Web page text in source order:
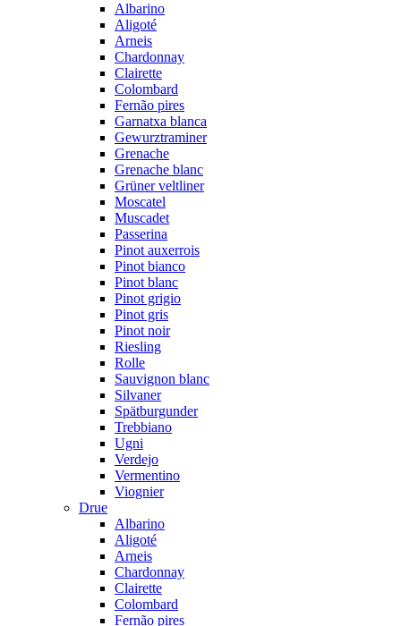
Albarino
Aligoté
Arneis
Chardonnay
Clairette
Colombard
Fernão pires
Garnatxa blanca
Gewurztraminer
Grenache
Grenache blanc
Grüner veltliner
Moscatel
Muscadet
Passerina
Pinot auxerrois
Pinot bianco
Pinot blanc
Pinot grigio
Pinot gris
Pinot noir
Riesling
Rolle
Sauvignon blanc
Silvaner
Spätburgunder
Trebbiano
Ugni
Verdejo
Vermentino
Viognier
Drue
Albarino
Aligoté
Arneis
Chardonnay
Clairette
Colombard
Fernão pires